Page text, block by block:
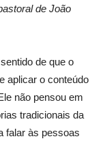
de João
de que o
aplicar o conteúdo
não pensou em
tradicionais da
falar às pessoas